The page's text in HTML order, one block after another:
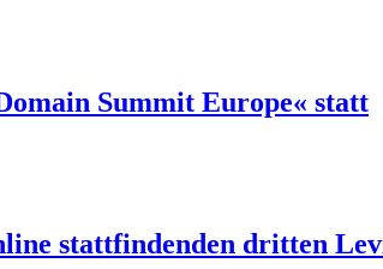
Summit Europe« statt
stattfindenden dritten